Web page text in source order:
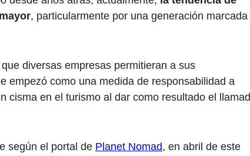
, particularmente por una generación marcada
diversas empresas permitieran a sus
empezó como una medida de responsabilidad a
cisma en el turismo al dar como resultado el
según el portal de Planet Nomad, en abril de este